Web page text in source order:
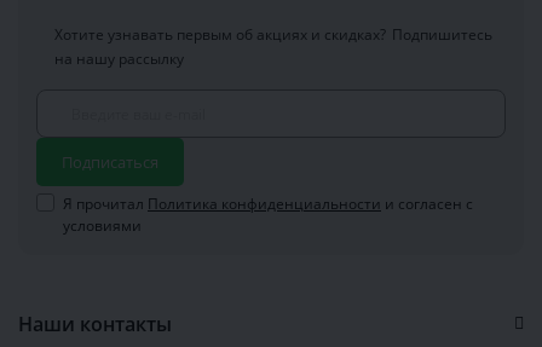
Хотите узнавать первым об акциях и скидках? Подпишитесь
на нашу рассылку
Подписаться
Я прочитал Политика конфиденциальности и согласен с
условиями
Наши контакты